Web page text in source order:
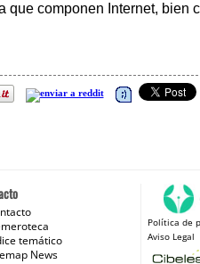
componen Internet, bien
temático
News
Política de
Aviso Legal